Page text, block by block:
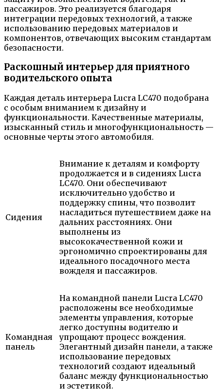
пассажиров. Это реализуется благодаря
интеграции передовых технологий, а также
использованию передовых материалов и
компонентов, отвечающих высоким стандартам
безопасности.
Раскошный интерьер для приятного
водительского опыта
Каждая деталь интерьера Lucra LC470 подобрана
с особым вниманием к дизайну и
функциональности. Качественные материалы,
изысканный стиль и многофункциональность —
основные черты этого автомобиля.
Сидения
Внимание к деталям и комфорту
продолжается и в сидениях Lucra
LC470. Они обеспечивают
исключительно удобство и
поддержку спины, что позволит
насладиться путешествием даже на
дальних расстояниях. Они
выполнены из
высококачественной кожи и
эргономично спроектированы для
идеального посадочного места
вожделя и пассажиров.
Командная
панель
На командной панели Lucra LC470
расположены все необходимые
элементы управления, которые
легко доступны водителю и
упрощают процесс вождения.
Элегантный дизайн панели, а также
использование передовых
технологий создают идеальный
баланс между функциональностью
и эстетикой.